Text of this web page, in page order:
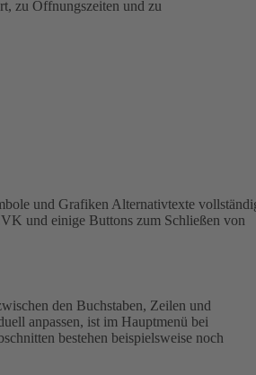
zu Öffnungszeiten und zu
und Grafiken Alternativtexte
und einige Buttons zum Schließen von
den Buchstaben, Zeilen und
anpassen, ist im Hauptmenü bei
bestehen beispielsweise noch